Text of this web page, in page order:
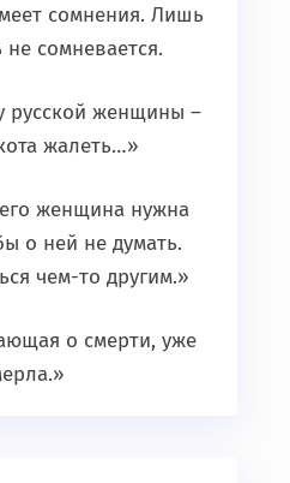
сомнения. Лишь
не сомневается.
русской женщины –
жалеть…»
женщина нужна
о ней не думать.
чем-то другим.»
о смерти, уже